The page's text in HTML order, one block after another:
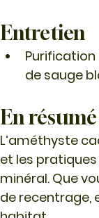
Entretien
Purification
de sauge
En résumé
L’améthyste
et les
minéral. Que
de recentrage,